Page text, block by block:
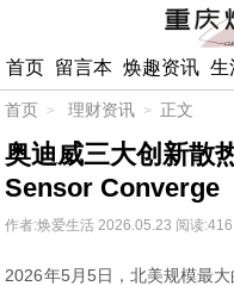
首页 留言本 焕趣资讯 生
首页 理财资讯 正文
奥迪威三大创新散
Sensor Converge
作者:焕爱生活 2026.05.23 阅读
2026年5月5日，北美规模最